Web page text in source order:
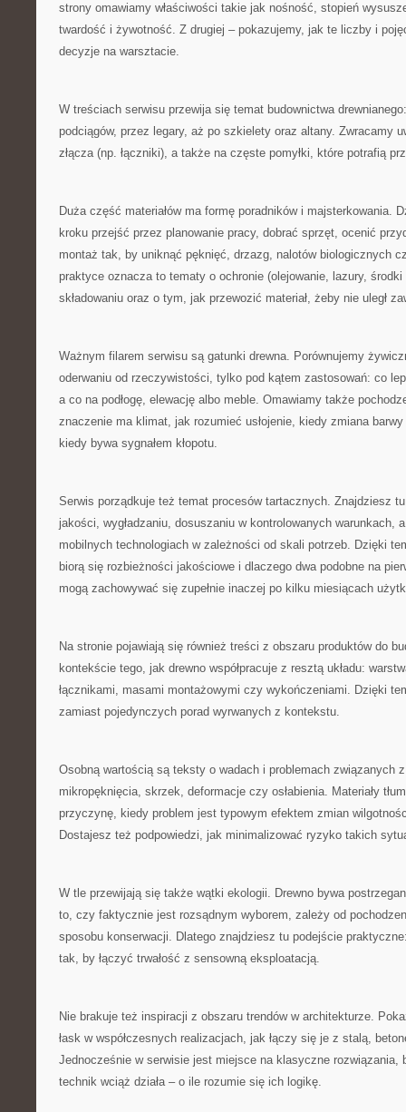
strony omawiamy właściwości takie jak nośność, stopień
twardość i żywotność. Z drugiej – pokazujemy, jak te liczby i
decyzje na warsztacie.
W treściach serwisu przewija się temat budownictwa
podciągów, przez legary, aż po szkielety oraz altany. Zwracamy
złącza (np. łączniki), a także na częste pomyłki, które potrafią
Duża część materiałów ma formę poradników i majsterkowania.
kroku przejść przez planowanie pracy, dobrać sprzęt, ocenić
montaż tak, by uniknąć pęknięć, drzazg, nalotów biologicznych
praktyce oznacza to tematy o ochronie (olejowanie, lazury,
składowaniu oraz o tym, jak przewozić materiał, żeby nie uległ
Ważnym filarem serwisu są gatunki drewna. Porównujemy
oderwaniu od rzeczywistości, tylko pod kątem zastosowań: co
a co na podłogę, elewację albo meble. Omawiamy także
znaczenie ma klimat, jak rozumieć usłojenie, kiedy zmiana
kiedy bywa sygnałem kłopotu.
Serwis porządkuje też temat procesów tartacznych. Znajdziesz
jakości, wygładzaniu, dosuszaniu w kontrolowanych warunkach,
mobilnych technologiach w zależności od skali potrzeb. Dzięki
biorą się rozbieżności jakościowe i dlaczego dwa podobne na
mogą zachowywać się zupełnie inaczej po kilku miesiącach
Na stronie pojawiają się również treści z obszaru produktów do
kontekście tego, jak drewno współpracuje z resztą układu:
łącznikami, masami montażowymi czy wykończeniami. Dzięki
zamiast pojedynczych porad wyrwanych z kontekstu.
Osobną wartością są teksty o wadach i problemach związanych
mikropęknięcia, skrzek, deformacje czy osłabienia. Materiały
przyczynę, kiedy problem jest typowym efektem zmian
Dostajesz też podpowiedzi, jak minimalizować ryzyko takich
W tle przewijają się także wątki ekologii. Drewno bywa
to, czy faktycznie jest rozsądnym wyborem, zależy od
sposobu konserwacji. Dlatego znajdziesz tu podejście
tak, by łączyć trwałość z sensowną eksploatacją.
Nie brakuje też inspiracji z obszaru trendów w architekturze.
łask w współczesnych realizacjach, jak łączy się je z stalą,
Jednocześnie w serwisie jest miejsce na klasyczne rozwiązania,
technik wciąż działa – o ile rozumie się ich logikę.